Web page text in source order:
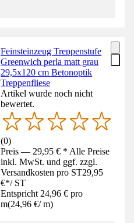
Feinsteinzeug Treppenstufe
Greenwich perla matt grau
29,5x120 cm Betonoptik
Treppenfliese
Artikel wurde noch nicht
bewertet.
(0)
Preis — 29,95 € * Alle Preise
inkl. MwSt. und ggf. zzgl.
Versandkosten pro ST29,95
€*/ ST
Entspricht 24,96 € pro
m(24,96 €/ m)